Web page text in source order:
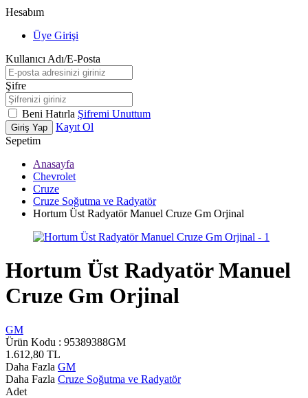
Hesabım
Üye Girişi
Kullanıcı Adı/E-Posta
Şifre
Beni Hatırla Şifremi Unuttum
Giriş Yap
Kayıt Ol
Sepetim
Anasayfa
Chevrolet
Cruze
Cruze Soğutma ve Radyatör
Hortum Üst Radyatör Manuel Cruze Gm Orjinal
Hortum Üst Radyatör Manuel
Cruze Gm Orjinal
GM
Ürün Kodu : 95389388GM
1.612,80 TL
Daha Fazla GM
Daha Fazla Cruze Soğutma ve Radyatör
Adet